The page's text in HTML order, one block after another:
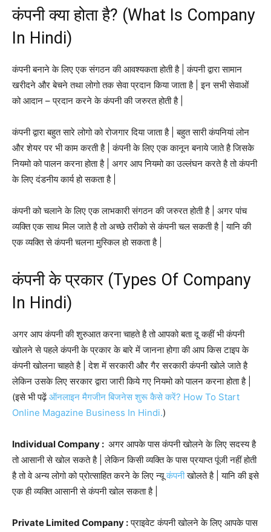
कंपनी क्या होता है? (What Is Company
In Hindi)
कंपनी बनाने के लिए एक संगठन की आवश्यकता होती है | कंपनी द्वारा सामान
खरीदने और बेचने तथा लोगो तक सेवा प्रदान किया जाता है | इन सभी सेवाओं
को आदान – प्रदान करने के कंपनी की जरुरत होती है |
कंपनी द्वारा बहुत सारे लोगो को रोजगार दिया जाता है | बहुत सारी कंपनियां लोन
और शेयर पर भी काम करती है | कंपनी के लिए एक कानून बनाये जाते है जिसके
नियमो को पालन करना होता है | अगर आप नियमो का उल्लंघन करते है तो कंपनी
के लिए दंडनीय कार्य हो सकता है |
कंपनी को चलाने के लिए एक लाभकारी संगठन की जरुरत होती है | अगर पांच
व्यक्ति एक साथ मिल जाते है तो अच्छे तरीको से कंपनी चल सकती है | यानि की
एक व्यक्ति से कंपनी चलना मुस्किल हो सकता है |
कंपनी के प्रकार (Types Of Company
In Hindi)
अगर आप कंपनी की शुरुआत करना चाहते है तो आपको बता दू कहीं भी कंपनी
खोलने से पहले कंपनी के प्रकार के बारे में जानना होगा की आप किस टाइप के
कंपनी खोलना चाहते है | देश में सरकारी और गैर सरकारी कंपनी खोले जाते है
लेकिन उसके लिए सरकार द्वारा जारी किये गए नियमो को पालन करना होता है |
(इसे भी पढ़ेंऑनलाइन मैगजीन बिजनेस शुरू कैसे करें? How To Start
Online Magazine Business In Hindi.)
Individual Company : अगर आपके पास कंपनी खोलने के लिए सदस्य है
तो आसानी से खोल सकते है | लेकिन किसी व्यक्ति के पास प्रयाप्त पूंजी नहीं होती
है तो वे अन्य लोगो को प्रोत्साहित करने के लिए न्यूकंपनीखोलते है | यानि की इसे
एक ही व्यक्ति आसानी से कंपनी खोल सकता है |
Private Limited Company :प्राइवेट कंपनी खोलने के लिए आपके पास